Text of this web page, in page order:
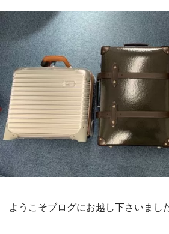
ようこそブログにお越し下さいまし